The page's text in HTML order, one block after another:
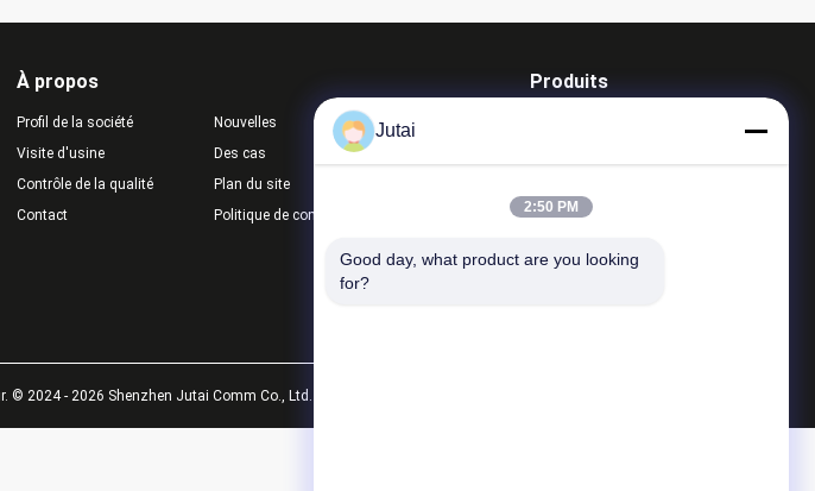
À propos
Profil de la société
Visite d'usine
Contrôle de la qualité
Contact
Nouvelles
Des cas
Plan du site
Politique de confidentialité
Produits
Toutes les catégories
2024 - 2026 Shenzhen Jutai Comm Co., Ltd.. All Rights Reserved.
Jutai
2:50 PM
Good day, what product are you looking
for?